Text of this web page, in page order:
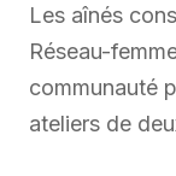
Les aînés
Réseau-
communauté
ateliers de